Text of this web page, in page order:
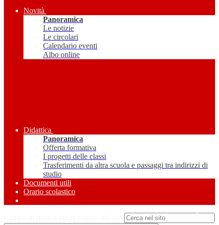
Novità
Panoramica
Le notizie
Le circolari
Calendario eventi
Albo online
Didattica
Panoramica
Offerta formativa
I progetti delle classi
Trasferimenti da altra scuola e passaggi tra indirizzi di
studio
Documenti utili
Orario scolastico